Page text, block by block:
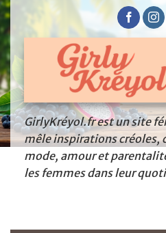
GirlyKréyol.fr est un site
mêle inspirations créoles,
mode, amour et
les femmes dans leur